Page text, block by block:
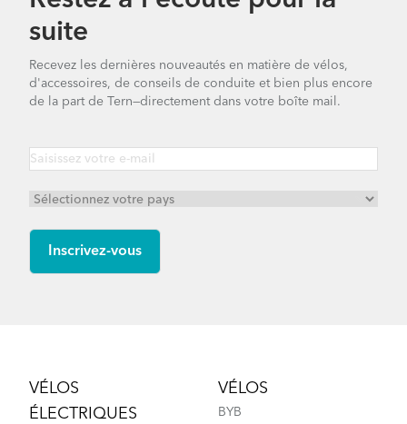
suite
Recevez les dernières nouveautés en matière de vélos,
d'accessoires, de conseils de conduite et bien plus encore
de la part de Tern—directement dans votre boîte mail.
VÉLOS
ÉLECTRIQUES
VÉLOS
BYB